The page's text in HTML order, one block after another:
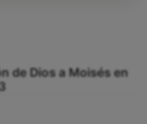
de Dios a Moisés en